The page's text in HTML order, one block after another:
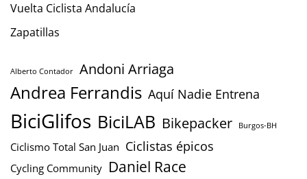
Vuelta Ciclista Andalucía
Zapatillas
Alberto Contador Andoni Arriaga
Andrea Ferrandis Aquí Nadie Entrena
BiciGlifos BiciLAB Bikepacker Burgos-BH
Ciclismo Total San Juan Ciclistas épicos
Cycling Community Daniel Race